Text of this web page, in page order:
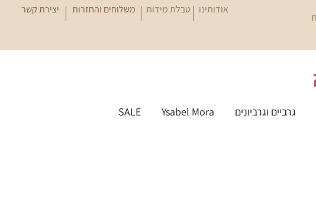
יצירת קשר משלוחים והחזרות טבלת מידות אודותינו
גרביים וגרביונים Ysabel Mora
SALE